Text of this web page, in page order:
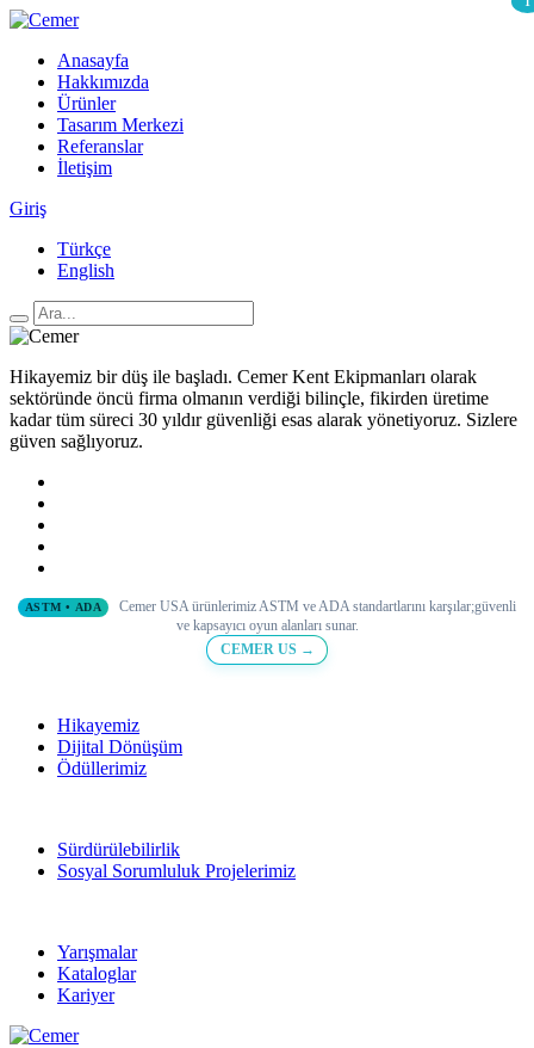
Anasayfa
Hakkımızda
Ürünler
Tasarım Merkezi
Referanslar
İletişim
Giriş
Türkçe
English
Hikayemiz bir düş ile başladı. Cemer Kent Ekipmanları olarak
sektöründe öncü firma olmanın verdiği bilinçle, fikirden üretime
kadar tüm süreci 30 yıldır güvenliği esas alarak yönetiyoruz. Sizlere
güven sağlıyoruz.
ASTM • ADA Cemer USA ürünlerimiz ASTM ve ADA standartlarını karşılar;güvenli
ve kapsayıcı oyun alanları sunar.
CEMER US →
Hikayemiz
Dijital Dönüşüm
Ödüllerimiz
Sürdürülebilirlik
Sosyal Sorumluluk Projelerimiz
Yarışmalar
Kataloglar
Kariyer